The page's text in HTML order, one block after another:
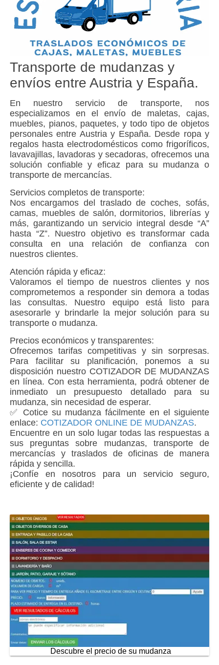
Transporte de mudanzas y
envíos entre Austria y España.
En nuestro servicio de transporte, nos
especializamos en el envío de maletas, cajas,
muebles, pianos, paquetes, y todo tipo de objetos
personales entre Austria y España. Desde ropa y
regalos hasta electrodomésticos como frigoríficos,
lavavajillas, lavadoras y secadoras, ofrecemos una
solución confiable y eficaz para su mudanza o
transporte de mercancías.
Servicios completos de transporte:
Nos encargamos del traslado de coches, sofás,
camas, muebles de salón, dormitorios, librerías y
más, garantizando un servicio integral desde “A”
hasta “Z”. Nuestro objetivo es transformar cada
consulta en una relación de confianza con
nuestros clientes.
Atención rápida y eficaz:
Valoramos el tiempo de nuestros clientes y nos
comprometemos a responder sin demora a todas
las consultas. Nuestro equipo está listo para
asesorarle y brindarle la mejor solución para su
transporte o mudanza.
Precios económicos y transparentes:
Ofrecemos tarifas competitivas y sin sorpresas.
Para facilitar su planificación, ponemos a su
disposición nuestro COTIZADOR DE MUDANZAS
en línea. Con esta herramienta, podrá obtener de
inmediato un presupuesto detallado para su
mudanza, sin necesidad de esperar.
✅ Cotice su mudanza fácilmente en el siguiente
enlace: COTIZADOR ONLINE DE MUDANZAS.
Encuentre en un solo lugar todas las respuestas a
sus preguntas sobre mudanzas, transporte de
mercancías y traslados de oficinas de manera
rápida y sencilla.
¡Confíe en nosotros para un servicio seguro,
eficiente y de calidad!
Descubre el precio de su mudanza